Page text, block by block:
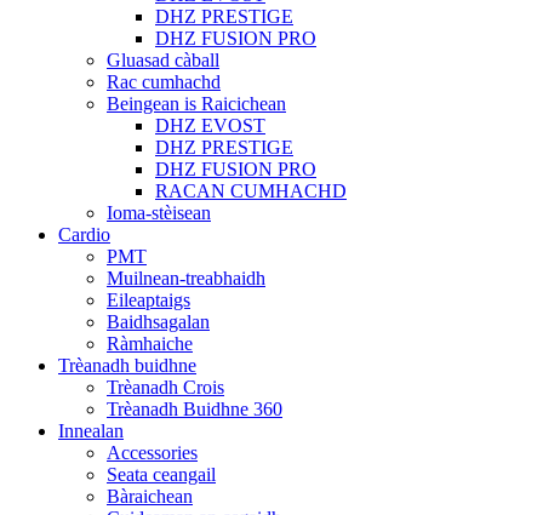
DHZ PRESTIGE
DHZ FUSION PRO
Gluasad càball
Rac cumhachd
Beingean is Raicichean
DHZ EVOST
DHZ PRESTIGE
DHZ FUSION PRO
RACAN CUMHACHD
Ioma-stèisean
Cardio
PMT
Muilnean-treabhaidh
Eileaptaigs
Baidhsagalan
Ràmhaiche
Trèanadh buidhne
Trèanadh Crois
Trèanadh Buidhne 360
Innealan
Accessories
Seata ceangail
Bàraichean